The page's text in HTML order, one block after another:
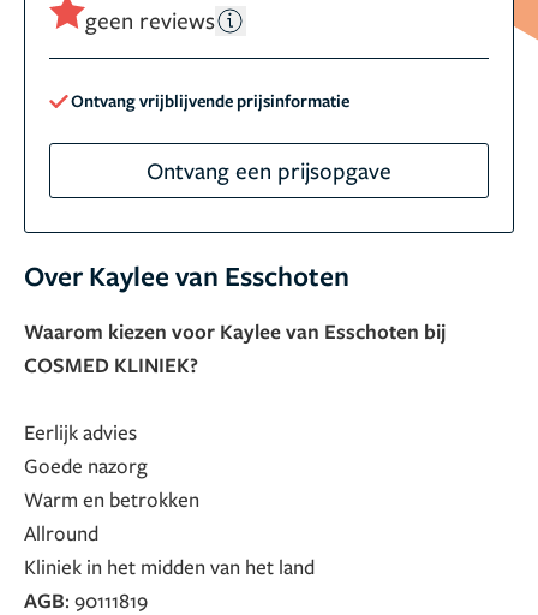
geen reviews
Ontvang vrijblijvende prijsinformatie
Ontvang een prijsopgave
Over Kaylee van Esschoten
Waarom kiezen voor Kaylee van Esschoten bij
COSMED KLINIEK?
Eerlijk advies
Goede nazorg
Warm en betrokken
Allround
Kliniek in het midden van het land
AGB: 90111819